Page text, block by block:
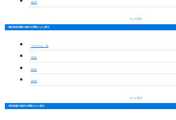
3LDK
もっと見る
熱田神宮西駅の物件を間取りから探す
ワンルーム・1K
1LDK
2LDK
3LDK
もっと見る
神宮前駅の物件を間取りから探す